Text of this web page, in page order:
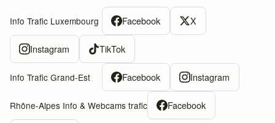
Info Trafic Luxembourg Facebook X
Instagram TikTok
Info Trafic Grand-Est Facebook Instagram
Rhône-Alpes Info & Webcams trafic Facebook